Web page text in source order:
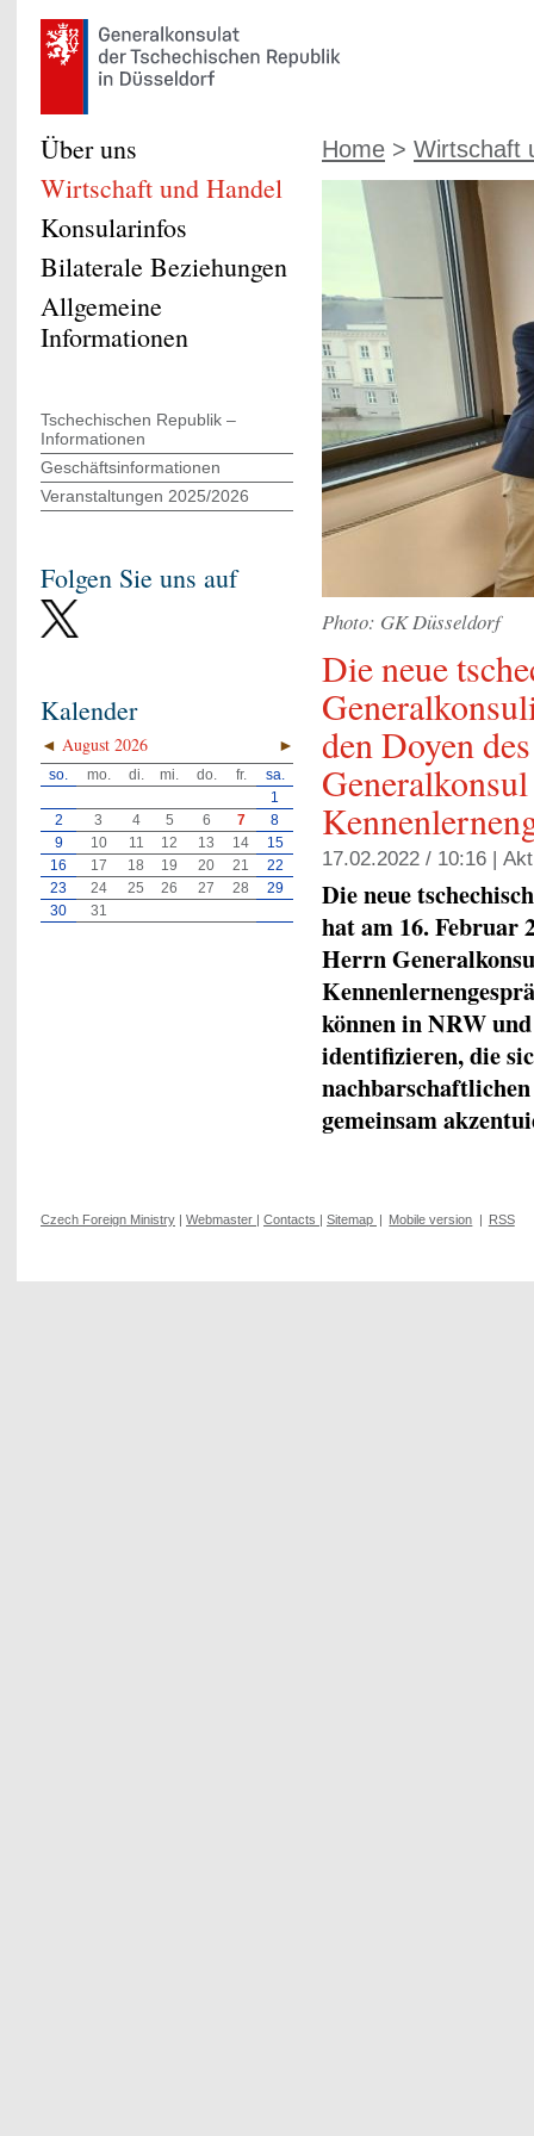
Home > Wirtschaft
Photo: GK Düsseldorf
Die neue
den Doyen
17.02.2022 / 10:16 |
Die neue
hat am 16. Februar
Herrn
können in NRW
identifizieren, die
gemeinsam
Über uns
Wirtschaft und Handel
Konsularinfos
Bilaterale Beziehungen
Allgemeine
Informationen
Tschechischen Republik –
Informationen
Geschäftsinformationen
Veranstaltungen 2025/2026
Folgen Sie uns auf
Kalender
◄ ►
August 2026
so. mo. di. mi. do. fr.
sa.
1
2
3 4 5 6 7
8
9
10 11 12 13 14
15
16
17 18 19 20 21
22
23
24 25 26 27 28
29
30
31
Czech Foreign Ministry | Webmaster | Contacts | Sitemap | Mobile version | RSS